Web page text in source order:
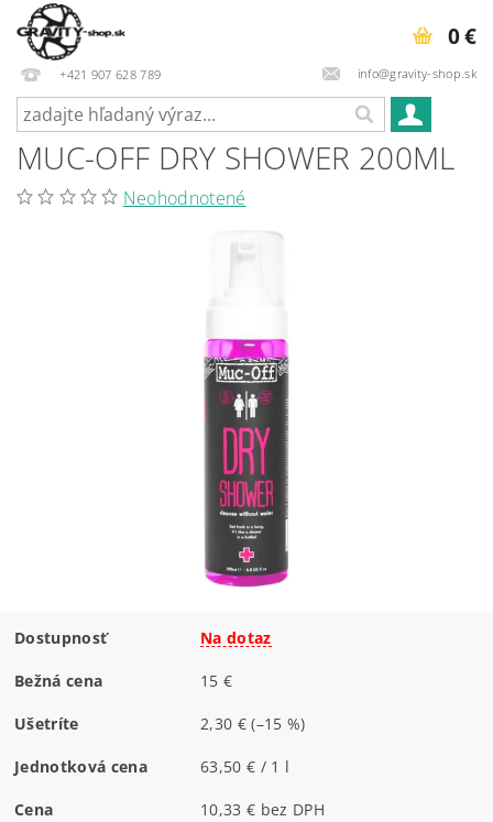
+421 907 628 789 info@gravity-shop.sk
0 €
MUC-OFF DRY SHOWER 200ML
Neohodnotené
Dostupnosť Na dotaz
Bežná cena 15 €
Ušetríte 2,30 €(–15 %)
Jednotková cena 63,50 € / 1 l
Cena 10,33 € bez DPH